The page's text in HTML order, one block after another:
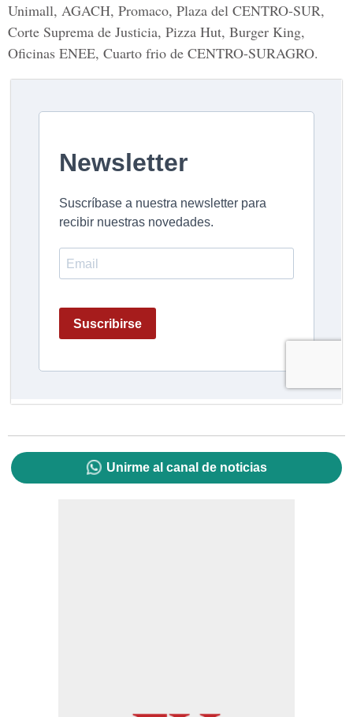
Unimall, AGACH, Promaco, Plaza del CENTRO-SUR,
Corte Suprema de Justicia, Pizza Hut, Burger King,
Oficinas ENEE, Cuarto frio de CENTRO-SURAGRO.
Unirme al canal de noticias